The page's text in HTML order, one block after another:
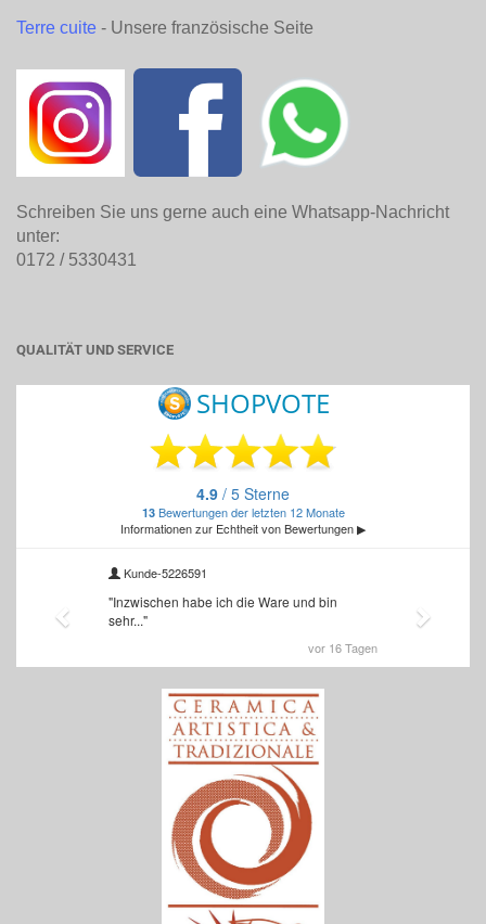
Terre cuite - Unsere französische Seite
Schreiben Sie uns gerne auch eine Whatsapp-Nachricht
unter:
0172 / 5330431
QUALITÄT UND SERVICE